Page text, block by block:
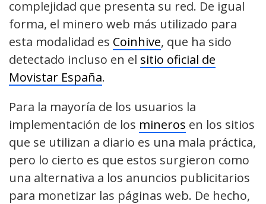
complejidad que presenta su red. De igual
forma, el minero web más utilizado para
esta modalidad es Coinhive, que ha sido
detectado incluso en el sitio oficial de
Movistar España.
Para la mayoría de los usuarios la
implementación de los mineros en los sitios
que se utilizan a diario es una mala práctica,
pero lo cierto es que estos surgieron como
una alternativa a los anuncios publicitarios
para monetizar las páginas web. De hecho,